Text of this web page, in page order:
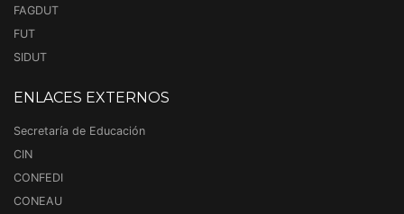
FAGDUT
FUT
SIDUT
ENLACES EXTERNOS
Secretaría de Educación
CIN
CONFEDI
CONEAU